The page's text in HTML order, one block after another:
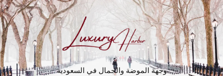
وجهة الموضة والجمال في السعودية